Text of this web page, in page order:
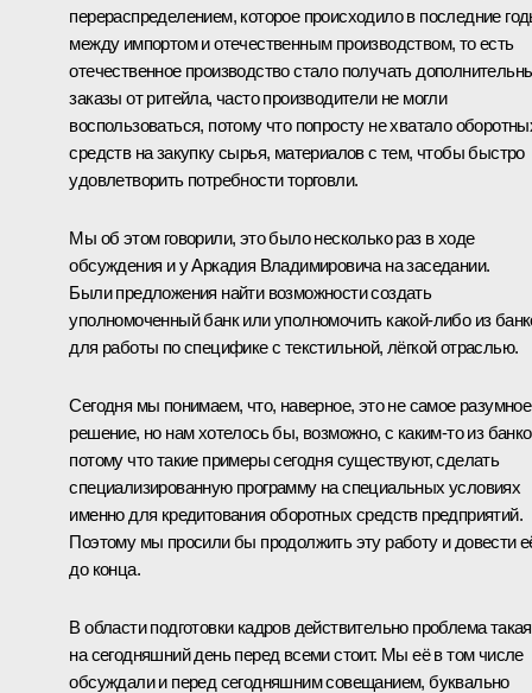
перераспределением, которое происходило в последние
между импортом и отечественным производством, то есть
отечественное производство стало получать
заказы от ритейла, часто производители не могли
воспользоваться, потому что попросту не хватало
средств на закупку сырья, материалов с тем, чтобы быстро
удовлетворить потребности торговли.
Мы об этом говорили, это было несколько раз в ходе
обсуждения и у Аркадия Владимировича на заседании.
Были предложения найти возможности создать
уполномоченный банк или уполномочить какой-либо из
для работы по специфике с текстильной, лёгкой отраслью.
Сегодня мы понимаем, что, наверное, это не самое разумное
решение, но нам хотелось бы, возможно, с каким-то из
потому что такие примеры сегодня существуют, сделать
специализированную программу на специальных условиях
именно для кредитования оборотных средств предприятий.
Поэтому мы просили бы продолжить эту работу и довести
до конца.
В области подготовки кадров действительно проблема такая
на сегодняшний день перед всеми стоит. Мы её в том числе
обсуждали и перед сегодняшним совещанием, буквально